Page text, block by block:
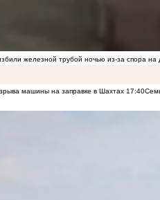
железной трубой ночью из-за спора на
машины на заправке в Шахтах 17:40